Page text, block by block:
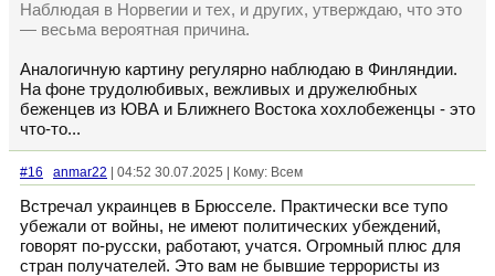
Наблюдая в Норвегии и тех, и других, утверждаю, что это
— весьма вероятная причина.
Аналогичную картину регулярно наблюдаю в Финляндии.
На фоне трудолюбивых, вежливых и дружелюбных
беженцев из ЮВА и Ближнего Востока хохлобеженцы - это
что-то...
#16 anmar22 | 04:52 30.07.2025 | Кому: Всем
Встречал украинцев в Брюсселе. Практически все тупо
убежали от войны, не имеют политических убеждений,
говорят по-русски, работают, учатся. Огромный плюс для
стран получателей. Это вам не бывшие террористы из